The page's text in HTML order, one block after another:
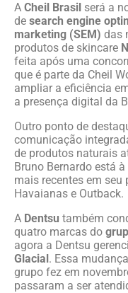
A Cheil Brasil será a
de search engine
marketing (SEM) das
produtos de skincare
feita após uma
que é parte da Cheil
ampliar a eficiência
a presença digital da
Outro ponto de
comunicação
de produtos naturais
Bruno Bernardo está
mais recentes em
Havaianas e Outback.
A Dentsu também
quatro marcas do
agora a Dentsu
Glacial. Essa
grupo fez em
passaram a ser